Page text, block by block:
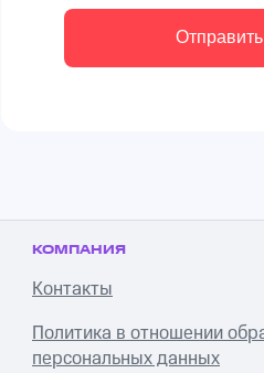
КОМПАНИЯ
Контакты
Политика в отношении
персональных данных